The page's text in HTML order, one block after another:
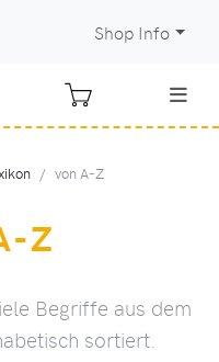
Shop Info
von A-Z
Z
Begriffe aus dem
sortiert.